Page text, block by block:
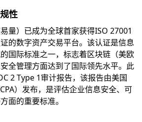
性
量）已成为全球首家获得ISO 27001
的数字资产交易平台。该认证是信息
国际标准之一，标志着区块链（美欧
全管理方面达到了国际领先水平。此
2 Type 1审计报告，该报告由美国
）发布，是评估企业信息安全、可
面的重要标准。